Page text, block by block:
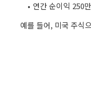
연간 순이익 250
예를 들어, 미국 주식